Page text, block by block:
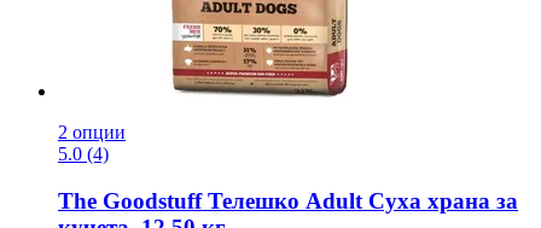
2 опции
5.0 (4)
The GoodstuffТелешко Adult Суха храна за